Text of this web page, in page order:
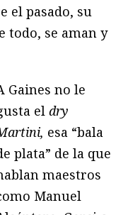
el pasado, su
todo, se aman y
Gaines no le
el dry
esa “bala
plata” de la que
maestros
Manuel